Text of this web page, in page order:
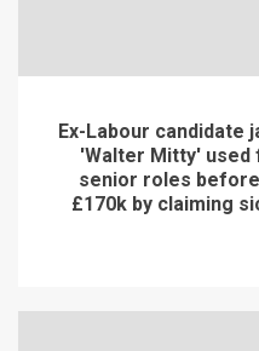
Ex-Labour candidate
'Walter Mitty'
senior roles
£170k by claiming